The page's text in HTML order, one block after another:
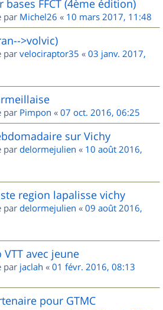
bases FFCT (4ème édition)
par Michel26 « 10 mars 2017, 11:48
>volvic)
par velociraptor35 « 03 janv. 2017,
par Pimpon « 07 oct. 2016, 06:25
sur Vichy
par delormejulien « 10 août 2016,
region lapalisse vichy
par delormejulien « 09 août 2016,
avec jeune
par jaclah « 01 févr. 2016, 08:13
pour GTMC